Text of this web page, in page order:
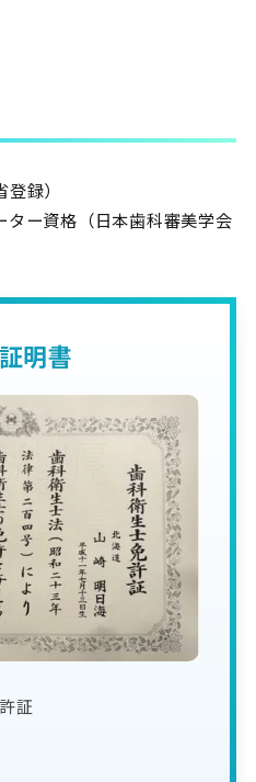
録）
ター資格（日本歯科審美学会
明書
証